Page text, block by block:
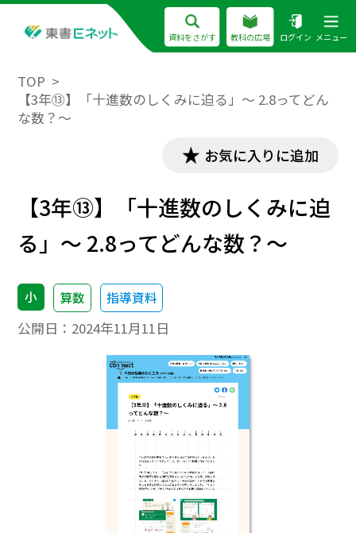
資料をさがす 教科の広場 ログイン メニュー
TOP
【3年⑬】「十進数のしくみに迫る」～ 2.8ってどん
な数？～
お気に入りに追加
【3年⑬】「十進数のしくみに迫
る」～ 2.8ってどんな数？～
小 算数 指導資料
公開日： 2024年11月11日